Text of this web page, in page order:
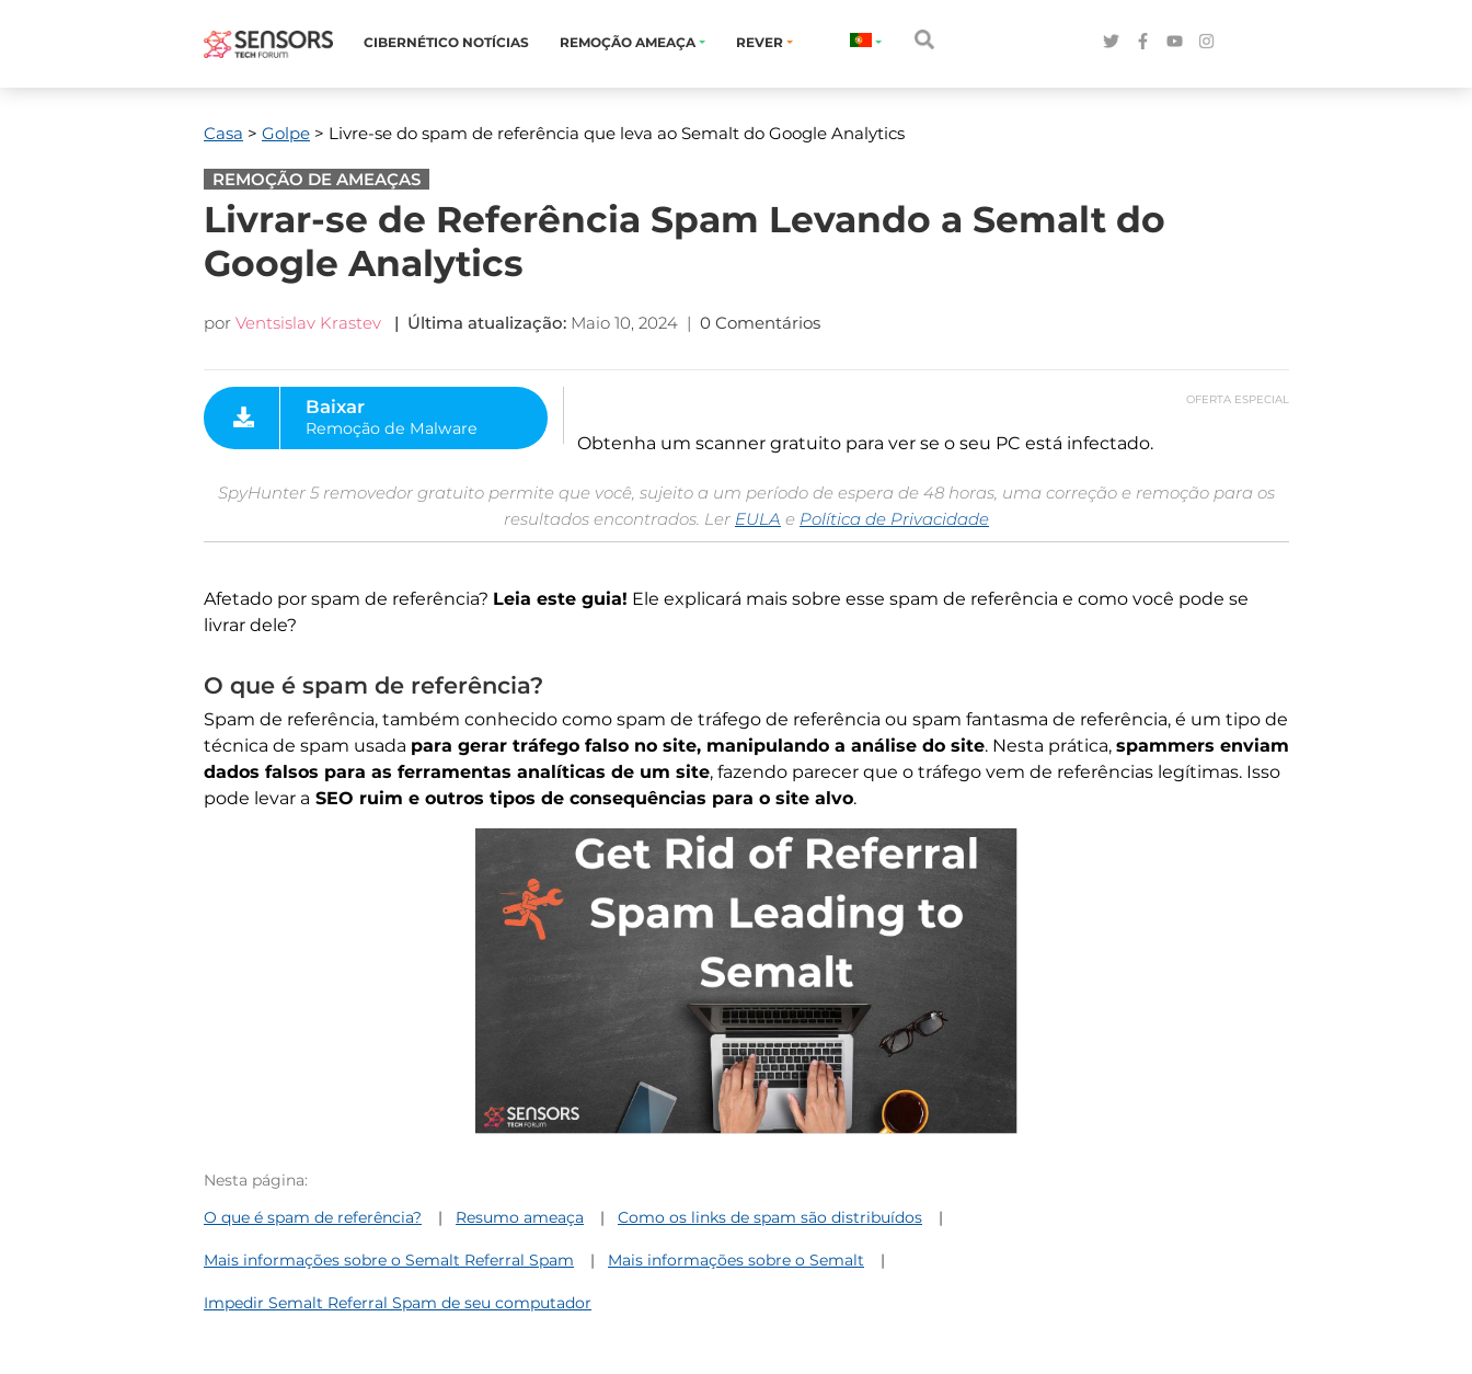
CIBERNÉTICO NOTÍCIAS REMOÇÃO AMEAÇA REVER
Casa > Golpe > Livre-se do spam de referência que leva ao Semalt do Google Analytics
REMOÇÃO DE AMEAÇAS
Livrar-se de Referência Spam Levando a Semalt do
Google Analytics
por Ventsislav Krastev | Última atualização: Maio 10, 2024 | 0 Comentários
OFERTA ESPECIAL
Remoção de Malware
Ferramenta
Obtenha um scanner gratuito para ver se o seu PC está infectado.
SpyHunter 5 removedor gratuito permite que você, sujeito a um período de espera de 48 horas, uma correção e remoção para os
resultados encontrados. Ler EULA e Política de Privacidade
Afetado por spam de referência? Leia este guia! Ele explicará mais sobre esse spam de referência e como você pode se
livrar dele?
O que é spam de referência?
Spam de referência, também conhecido como spam de tráfego de referência ou spam fantasma de referência, é um tipo de
técnica de spam usada para gerar tráfego falso no site, manipulando a análise do site. Nesta prática, spammers enviam
dados falsos para as ferramentas analíticas de um site, fazendo parecer que o tráfego vem de referências legítimas. Isso
pode levar a SEO ruim e outros tipos de consequências para o site alvo.
Nesta página:
O que é spam de referência?
Resumo ameaça Como os links de spam são distribuídos
Mais informações sobre o Semalt Referral Spam Mais informações sobre o Semalt
Impedir Semalt Referral Spam de seu computador